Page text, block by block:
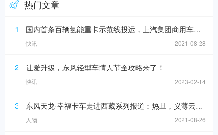
热门文章
1 国内首条百辆氢能重卡示范线投运，上汽集团商用车上半年销售增16%
快讯 2021-08-28
2 让爱升级，东风轻型车情人节全攻略来了！
快讯 2023-02-14
3 东风天龙·幸福卡车走进西藏系列报道：热旦，义薄云天的带头大哥
人物 2021-08-26